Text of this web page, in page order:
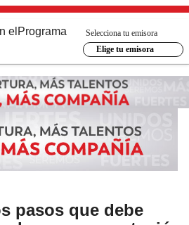
el Programa
Selecciona tu emisora
Elige tu emisora
pasos que debe